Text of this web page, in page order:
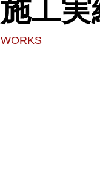
施工
WORKS